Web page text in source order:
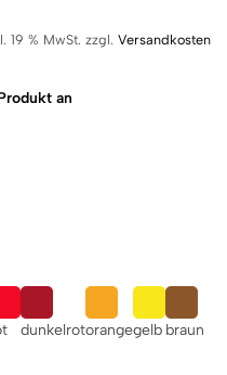
19 % MwSt. zzgl. Versandkosten
an
dunkelrotorangegelb braun